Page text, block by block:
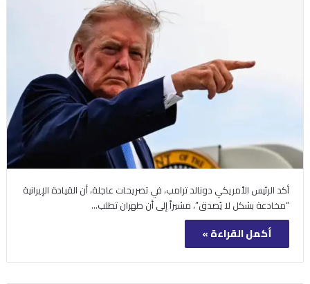
أكد الرئيس الأمريكي دونالد ترامب، في تصريحات عاجلة، أن القيادة الإيرانية
“مخادعة بشكل لا يُصدق”، مشيراً إلى أن طهران تطلب…
أكمل القراءة »